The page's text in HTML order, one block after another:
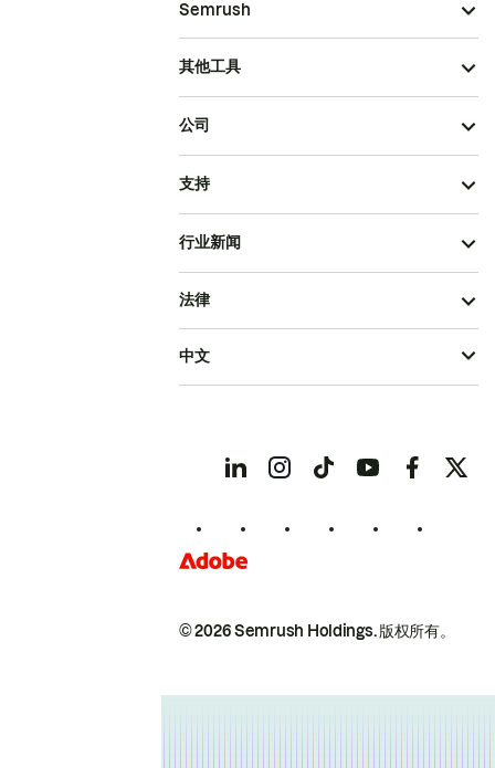
Semrush
其他工具
公司
支持
行业新闻
© 2026 Semrush Holdings.版权所有。
法律
中文